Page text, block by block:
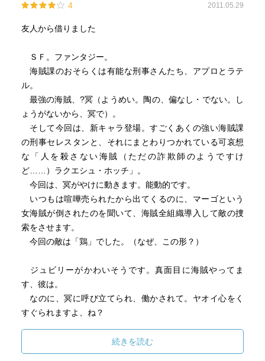
4 2011.05.29
友人から借りました
ＳＦ。ファンタジー。
海賊課のおそらくは有能な刑事さんたち、アプロとラテ
ル。
最強の海賊、?冥（ようめい。陶の、偏なし・でない。し
ょうがないから、冥で）。
そして今回は、新キャラ登場。すごくあくの強い海賊課
の刑事セレスタンと、それにまとわりつかれている可哀想
な「人を殺さない海賊（ただの詐欺師のようですけ
ど……）ラクエシュ・ホッチ」。
今回は、冥がやけに動きます。能動的です。
いつもは喧嘩売られたから出てくるのに、マーゴという
女海賊が倒されたのを聞いて、海賊全組織導入して敵の捜
索をさせます。
今回の敵は「鶏」でした。（なぜ、この形？）
ジュビリーがかわいそうです。真面目に海賊やってま
す、彼は。
なのに、冥に呼び立てられ、働かされて。ヤオイ心をく
すぐられますよ、ね？
きてカーリーの中に収納したりしてくれる、冥って優しい
んだか……（ジュビリーへの人質代わりとはいえ）
続きを読む